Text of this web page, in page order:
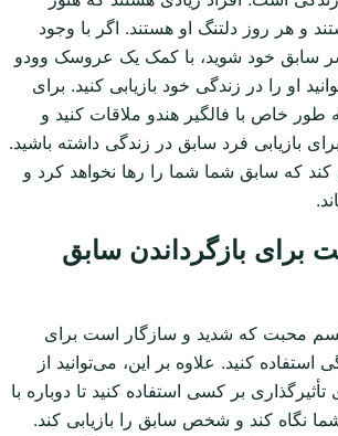
و هر روز دلتنگ او هستند. اگر با وجود
سابق خود شوید، با کمک یک عروسک وودو
او را در زندگی خود بازیابی کنید. برای
طور خاص با فالگیر هندو ملاقات کنید و
بازیابی فرد سابق در زندگی داشته باشید.
که سابق شما شما را رها نخواهد کرد و
برای بازگرداندن سابق
محبت که شدید و سازگار است برای
استفاده کنید. علاوه بر این، می‌توانید از
بر کسی استفاده کنید تا دوباره با
نگاه کند و شخص سابق را بازیابی کند.